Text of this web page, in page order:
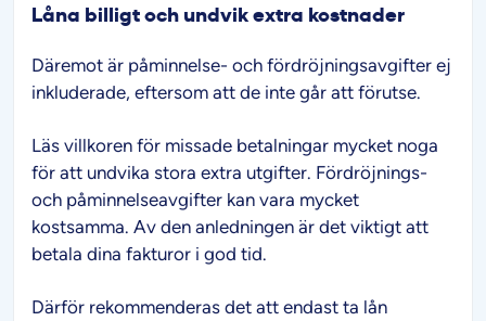
Låna billigt och undvik extra kostnader
Däremot är påminnelse- och fördröjningsavgifter ej
inkluderade, eftersom att de inte går att förutse.
Läs villkoren för missade betalningar mycket noga
för att undvika stora extra utgifter. Fördröjnings-
och påminnelseavgifter kan vara mycket
kostsamma. Av den anledningen är det viktigt att
betala dina fakturor i god tid.
Därför rekommenderas det att endast ta lån